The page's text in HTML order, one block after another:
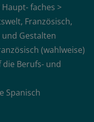
faches >
Französisch,
Gestalten
(wahlweise)
Berufs- und
Spanisch